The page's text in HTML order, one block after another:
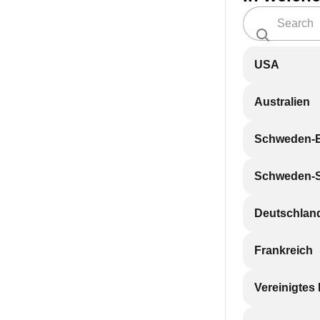
USA
Australien
Schweden-
Schweden-
Frankreich
Vereinigtes